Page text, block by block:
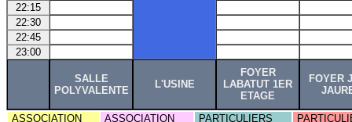
22:15
22:30
22:45
23:00
SALLE
POLYVALENTE
L'USINE
FOYER
LABATUT 1ER
ETAGE
FOYER
ASSOCIATION ASSOCIATION PARTICULIERS